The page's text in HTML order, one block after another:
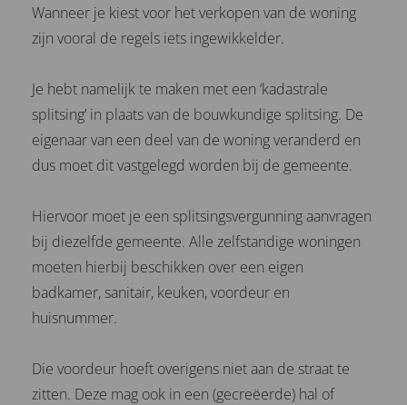
Wanneer je kiest voor het verkopen van de woning
zijn vooral de regels iets ingewikkelder.
Je hebt namelijk te maken met een ‘kadastrale
splitsing’ in plaats van de bouwkundige splitsing. De
eigenaar van een deel van de woning veranderd en
dus moet dit vastgelegd worden bij de gemeente.
Hiervoor moet je een splitsingsvergunning aanvragen
bij diezelfde gemeente. Alle zelfstandige woningen
moeten hierbij beschikken over een eigen
badkamer, sanitair, keuken, voordeur en
huisnummer.
Die voordeur hoeft overigens niet aan de straat te
zitten. Deze mag ook in een (gecreëerde) hal of